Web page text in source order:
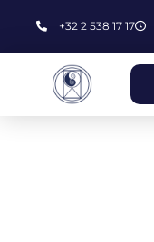
+32 2 538 17 17